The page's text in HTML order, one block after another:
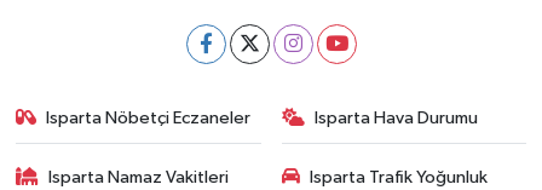
Isparta Nöbetçi Eczaneler Isparta Hava Durumu
Isparta Namaz Vakitleri
Isparta Trafik Yoğunluk